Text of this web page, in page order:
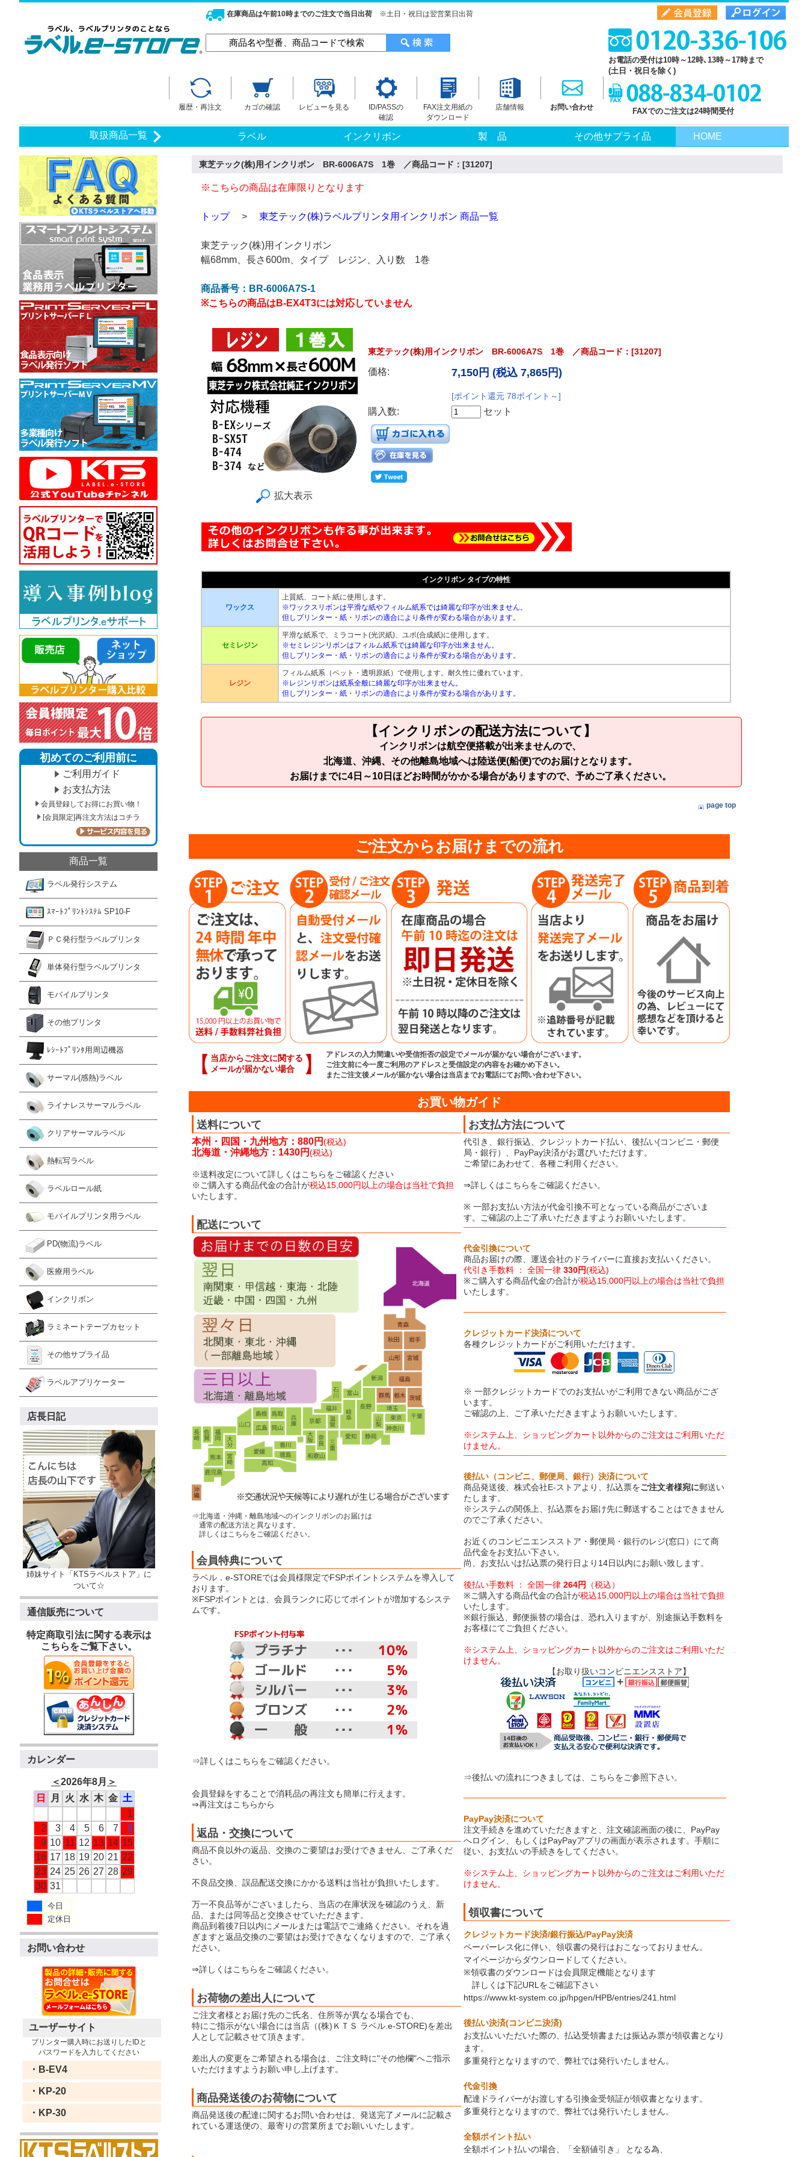
在庫商品は午前10時までのご注文で当日出荷 ※土日・祝日は翌営業日出荷
お電話の受付は10時～12時､13時～17時まで
(土日・祝日を除く)
履歴・再注文 カゴの確認 レビューを見る
ID/PASSの
確認
FAX注文用紙の
ダウンロード
店舗情報 お問い合わせ FAXでのご注文は24時間受付
取扱商品一覧 ラベル インクリボン 製 品 その他サプライ品 HOME
初めてのご利用前に
ご利用ガイド
お支払方法
会員登録してお得にお買い物！
[会員限定]再注文方法はコチラ
商品一覧
ラベル発行システム
ｽﾏｰﾄﾌﾟﾘﾝﾄｼｽﾃﾑ SP10-F
ＰＣ発行型ラベルプリンタ
単体発行型ラベルプリンタ
モバイルプリンタ
その他プリンタ
ﾚｼｰﾄﾌﾟﾘﾝﾀ用周辺機器
サーマル(感熱)ラベル
ライナレスサーマルラベル
クリアサーマルラベル
熱転写ラベル
ラベルロール紙
モバイルプリンタ用ラベル
PD(物流)ラベル
医療用ラベル
インクリボン
ラミネートテープカセット
その他サプライ品
ラベルアプリケーター
店長日記
姉妹サイト「KTSラベルストア」に
ついて☆
通信販売について
特定商取引法に関する表示は
こちらをご覧下さい。
カレンダー
＜2026年8月 ＞
日
月 火 水 木 金 土
1
2
3 4 5 6 7
8
9 10 11 12 13 14 15
16 17 18 19 20 21 22
23 24 25 26 27 28 29
30 31
今日
定休日
お問い合わせ
ユーザーサイト
プリンター購入時にお送りしたIDと
パスワードを入力してください
・B-EV4
・KP-20
・KP-30
東芝テック(株)用インクリボン BR-6006A7S 1巻 ／商品コード：[31207]
※こちらの商品は在庫限りとなります
トップ> 東芝テック(株)ラベルプリンタ用インクリボン 商品一覧
東芝テック(株)用インクリボン
幅68mm、長さ600m、タイプ レジン、入り数 1巻
商品番号：BR-6006A7S-1
※こちらの商品はB-EX4T3には対応していません
拡大表示
東芝テック(株)用インクリボン BR-6006A7S 1巻 ／商品コード：[31207]
価格: 7,150円 (税込 7,865円)
[ポイント還元 78ポイント～]
購入数: セット
インクリボン タイプの特性
ワックス
上質紙、コート紙に使用します。
※ワックスリボンは平滑な紙やフィルム紙系では綺麗な印字が出来ません。
但しプリンター・紙・リボンの適合により条件が変わる場合があります。
セミレジン
平滑な紙系で、ミラコート(光沢紙)、ユポ(合成紙)に使用します。
※セミレジンリボンはフィルム紙系では綺麗な印字が出来ません。
但しプリンター・紙・リボンの適合により条件が変わる場合があります。
レジン
フィルム紙系（ペット・透明原紙）で使用します。耐久性に優れています。
※レジンリボンは紙系全般に綺麗な印字が出来ません。
但しプリンター・紙・リボンの適合により条件が変わる場合があります。
【インクリボンの配送方法について】
インクリボンは航空便搭載が出来ませんので、
北海道、沖縄、その他離島地域へは陸送便(船便)でのお届けとなります。
お届けまでに4日～10日ほどお時間がかかる場合がありますので、予めご了承ください。
page top
ご注文からお届けまでの流れ
【 当店からご注文に関する
メールが届かない場合
】
アドレスの入力間違いや受信拒否の設定でメールが届かない場合がございます。
ご注文前に今一度ご利用のアドレスと受信設定の内容をお確かめ下さい。
またご注文後メールが届かない場合は当店までお電話にてお問い合わせ下さい。
お買い物ガイド
送料について
本州・四国・九州地方：880円(税込)
北海道・沖縄地方：1430円(税込)
※送料改定について詳しくはこちらをご確認ください
※ご購入する商品代金の合計が税込15,000円以上の場合は当社で負担
いたします。
配送について
⇒北海道・沖縄・離島地域へのインクリボンのお届けは
通常の配送方法と異なります。
詳しくはこちらをご確認ください。
会員特典について
ラベル．e-STOREでは会員様限定でFSPポイントシステムを導入して
おります。
※FSPポイントとは、会員ランクに応じてポイントが増加するシステ
ムです。
⇒詳しくはこちらをご確認ください。
会員登録をすることで消耗品の再注文も簡単に行えます。
⇒再注文はこちらから
返品・交換について
商品不良以外の返品、交換のご要望はお受けできません、ご了承くだ
さい。
不良品交換、誤品配送交換にかかる送料は当社が負担いたします。
万一不良品等がございましたら、当店の在庫状況を確認のうえ、新
品、または同等品と交換させていただきます。
商品到着後7日以内にメールまたは電話でご連絡ください。それを過
ぎますと返品交換のご要望はお受けできなくなりますので、ご了承く
ださい。
⇒詳しくはこちらをご確認ください。
お荷物の差出人について
ご注文者様とお届け先のご氏名、住所等が異なる場合でも、
特にご指示がない場合には当店（(株)ＫＴＳ ラベル.e-STORE)を差出
人として記載させて頂きます。
差出人の変更をご希望される場合は、ご注文時に"その他欄"へご指示
いただけますようお願い申し上げます。
商品発送後のお荷物について
商品発送後の配達に関するお問い合わせは、発送完了メールに記載さ
れている運送便の、最寄りの営業所までお願いいたします。
お支払方法について
代引き、銀行振込、クレジットカード払い、後払い(コンビニ・郵便
局・銀行）、PayPay決済がお選びいただけます。
ご希望にあわせて、各種ご利用ください。
⇒詳しくはこちらをご確認ください。
※ 一部お支払い方法が代金引換不可となっている商品がございま
す。ご確認の上ご了承いただきますようお願いいたします。
代金引換について
商品お届けの際、運送会社のドライバーに直接お支払いください。
代引き手数料 ： 全国一律 330円(税込)
※ご購入する商品代金の合計が税込15,000円以上の場合は当社で負担
いたします。
クレジットカード決済について
各種クレジットカードがご利用いただけます。
※ 一部クレジットカードでのお支払いがご利用できない商品がござ
います。
ご確認の上、ご了承いただきますようお願いいたします。
※システム上、ショッピングカート以外からのご注文はご利用いただ
けません。
後払い（コンビニ、郵便局、銀行）決済について
商品発送後、株式会社E-ストアより、払込票をご注文者様宛に郵送い
たします。
※システムの関係上、払込票をお届け先に郵送することはできません
のでご了承ください。
お近くのコンビニエンスストア・郵便局・銀行のレジ(窓口）にて商
品代金をお支払い下さい。
尚、お支払いは払込票の発行日より14日以内にお願い致します。
後払い手数料 ： 全国一律 264円 （税込）
※ご購入する商品代金の合計が税込15,000円以上の場合は当社で負担
いたします。
※銀行振込、郵便振替の場合は、恐れ入りますが、別途振込手数料を
お客様にてご負担ください。
※システム上、ショッピングカート以外からのご注文はご利用いただ
けません。
【お取り扱いコンビニエンスストア】
⇒後払いの流れにつきましては、こちらをご参照下さい。
PayPay決済について
注文手続きを進めていただきますと、注文確認画面の後に、PayPay
へログイン、もしくはPayPayアプリの画面が表示されます。手順に
従い、お支払いの手続きをしてください。
※システム上、ショッピングカート以外からのご注文はご利用いただ
けません。
領収書について
クレジットカード決済/銀行振込/PayPay決済
ペーパーレス化に伴い、領収書の発行はおこなっておりません。
マイページからダウンロードしてください。
※領収書のダウンロードは会員限定機能となります
詳しくは下記URLをご確認下さい
https://www.kt-system.co.jp/hpgen/HPB/entries/241.html
後払い決済(コンビニ決済)
お支払いいただいた際の、払込受領書または振込み票が領収書となり
ます。
多重発行となりますので、弊社では発行いたしません。
代金引換
配達ドライバーがお渡しする引換金受領証が領収書となります。
多重発行となりますので、弊社では発行いたしません。
全額ポイント払い
全額ポイント払いの場合、「全額値引き」 となる為、